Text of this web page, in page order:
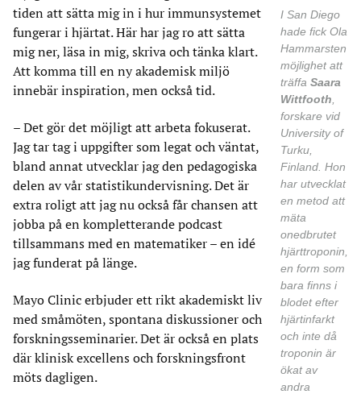
I San Diego
hade fick Ola
Hammarsten
möjlighet att
träffa Saara
Wittfooth
forskare vid
University of
Turku,
Finland. Hon
har utvecklat
en metod att
mäta
onedbrutet
hjärttroponin,
en form som
bara finns i
blodet efter
hjärtinfarkt
och inte då
troponin är
ökat av
andra
tiden att sätta mig in i hur immunsystemet
fungerar i hjärtat. Här har jag ro att sätta
mig ner, läsa in mig, skriva och tänka klart.
Att komma till en ny akademisk miljö
innebär inspiration, men också tid.
– Det gör det möjligt att arbeta fokuserat.
Jag tar tag i uppgifter som legat och väntat,
bland annat utvecklar jag den pedagogiska
delen av vår statistikundervisning. Det är
extra roligt att jag nu också får chansen att
jobba på en kompletterande podcast
tillsammans med en matematiker – en idé
jag funderat på länge.
Mayo Clinic erbjuder ett rikt akademiskt liv
med småmöten, spontana diskussioner och
forskningsseminarier. Det är också en plats
där klinisk excellens och forskningsfront
möts dagligen.